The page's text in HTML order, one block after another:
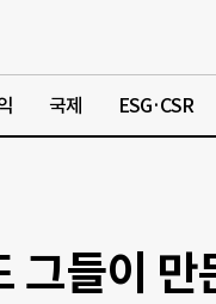
국제 ESG·CSR
그들이